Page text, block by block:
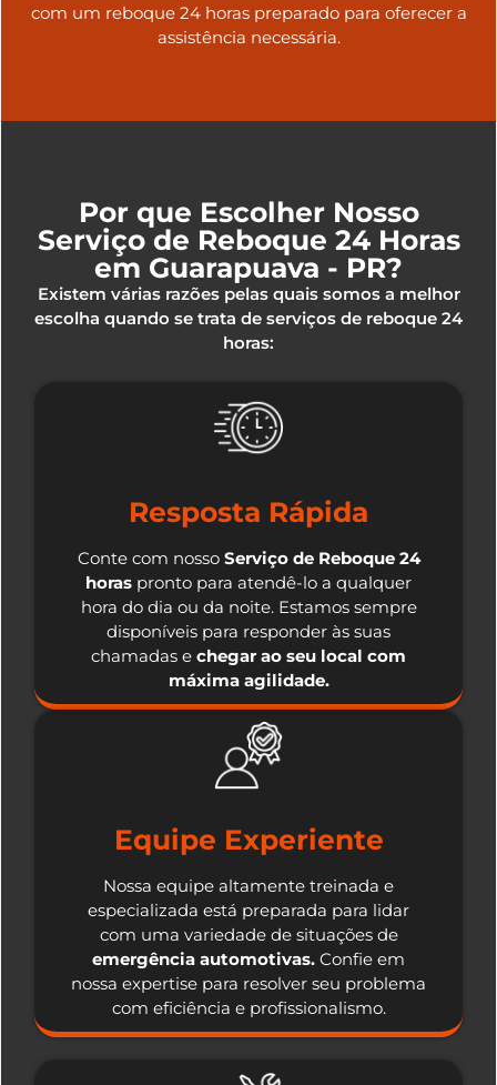
com um reboque 24 horas preparado para oferecer a
assistência necessária.
Por que Escolher Nosso
Serviço de Reboque 24 Horas
em Guarapuava - PR?
Existem várias razões pelas quais somos a melhor
escolha quando se trata de serviços de reboque 24
horas:
Resposta Rápida
Conte com nosso Serviço de Reboque 24
horas pronto para atendê-lo a qualquer
hora do dia ou da noite. Estamos sempre
disponíveis para responder às suas
chamadas e chegar ao seu local com
máxima agilidade.
Equipe Experiente
Nossa equipe altamente treinada e
especializada está preparada para lidar
com uma variedade de situações de
emergência automotivas. Confie em
nossa expertise para resolver seu problema
com eficiência e profissionalismo.